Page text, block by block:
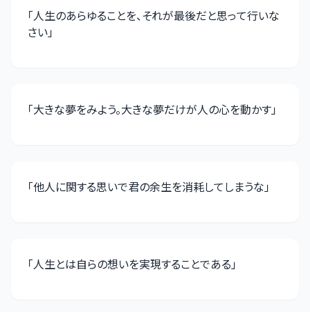
「人生のあらゆることを、それが最後だと思って行いな
さい」
「大きな夢をみよう。大きな夢だけが人の心を動かす」
「他人に関する思いで君の余生を消耗してしまうな」
「人生とは自らの想いを実現することである」